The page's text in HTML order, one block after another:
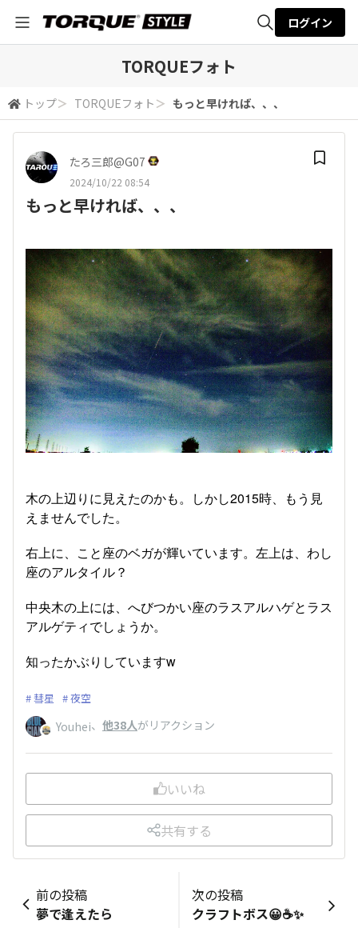
検索
ログイン
TORQUEフォト
トップ＞ TORQUEフォト ＞ もっと早ければ、、、
たろ三郎@G07
2024/10/22 08:54
もっと早ければ、、、
木の上辺りに見えたのかも。しかし2015時、もう見
えませんでした。
右上に、こと座のベガが輝いています。左上は、わし
座のアルタイル？
中央木の上には、へびつかい座のラスアルハゲとラス
アルゲティでしょうか。
知ったかぶりしていますw
彗星 夜空
Youhei、 他38人がリアクション
いいね
共有する
前の投稿
夢で逢えたら
次の投稿
クラフトボス😀☕✨